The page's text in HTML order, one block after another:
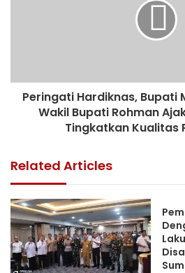
Peringati Hardiknas, Bupati
Wakil Bupati Rohman
Tingkatkan Kualitas
Related Articles